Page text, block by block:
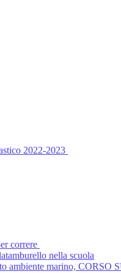
2022-2023
correre
nella scuola
ambiente marino, CORSO